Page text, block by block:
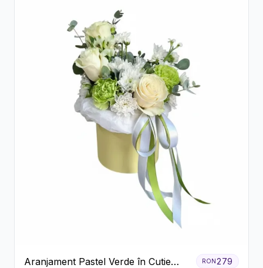
Aranjament Pastel Verde în Cutie
RON279